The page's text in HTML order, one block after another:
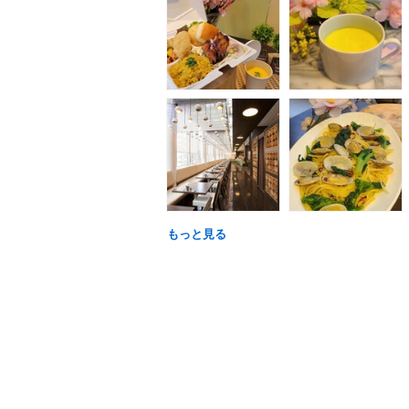
もっと見る